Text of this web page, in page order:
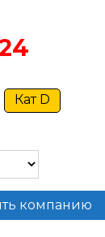
Кат D
компанию